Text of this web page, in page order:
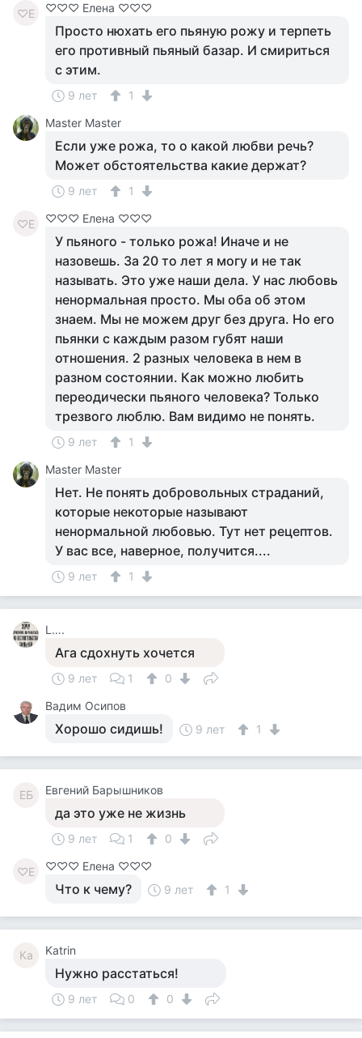
♡Е ♡♡♡ Елена ♡♡♡
Просто нюхать его пьяную рожу и терпеть
его противный пьяный базар. И смириться
с этим.
9 лет
1
Master Master
Если уже рожа, то о какой любви речь?
Может обстоятельства какие держат?
9 лет 1
♡Е ♡♡♡ Елена ♡♡♡
У пьяного - только рожа! Иначе и не
назовешь. За 20 то лет я могу и не так
называть. Это уже наши дела. У нас любовь
ненормальная просто. Мы оба об этом
знаем. Мы не можем друг без друга. Но его
пьянки с каждым разом губят наши
отношения. 2 разных человека в нем в
разном состоянии. Как можно любить
переодически пьяного человека? Только
трезвого люблю. Вам видимо не понять.
9 лет
1
Master Master
Нет. Не понять добровольных страданий,
которые некоторые называют
ненормальной любовью. Тут нет рецептов.
У вас все, наверное, получится....
9 лет 1
L….
Ага сдохнуть хочется
9 лет 1
0
Вадим Осипов
Хорошо сидишь! 9 лет 1
ЕБ Евгений Барышников
да это уже не жизнь
9 лет 1 0
♡Е ♡♡♡ Елена ♡♡♡
Что к чему? 9 лет 1
Ka Katrin
Нужно расстаться!
9 лет 0 0